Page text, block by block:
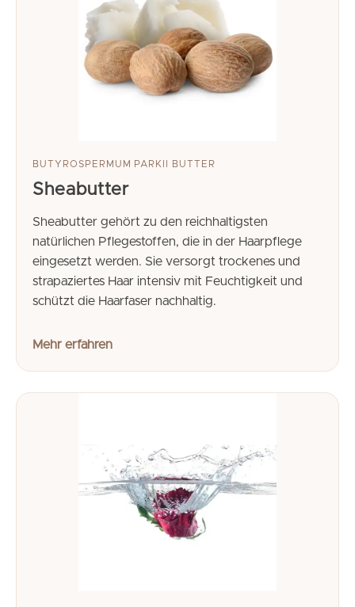
BUTYROSPERMUM PARKII BUTTER
Sheabutter
Sheabutter gehört zu den reichhaltigsten
natürlichen Pflegestoffen, die in der Haarpflege
eingesetzt werden. Sie versorgt trockenes und
strapaziertes Haar intensiv mit Feuchtigkeit und
schützt die Haarfaser nachhaltig.
Mehr erfahren